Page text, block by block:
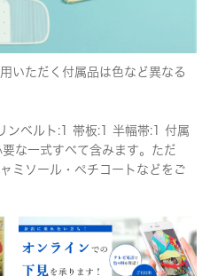
いただく付属品は色など異なる
ンベルト:1 帯板:1 半幅帯:1 付属
な一式すべて含みます。ただ
ミソール・ペチコートなどをご